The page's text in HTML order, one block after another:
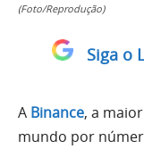
(Foto/Reprodução)
Siga o
A Binance, a
mundo por